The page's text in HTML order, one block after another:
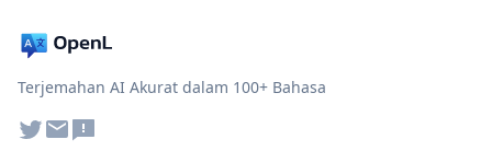
Terjemahan AI Akurat dalam 100+ Bahasa